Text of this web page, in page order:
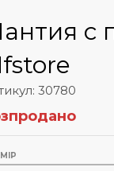
с
30780